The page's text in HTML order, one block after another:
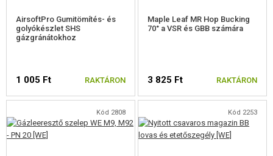
AirsoftPro Gumitömítés- és
golyókészlet SHS
gázgránátokhoz
1 005 Ft RAKTÁRON
Maple Leaf MR Hop Bucking
70° a VSR és GBB számára
3 825 Ft RAKTÁRON
Kód 2808 Kód 2253